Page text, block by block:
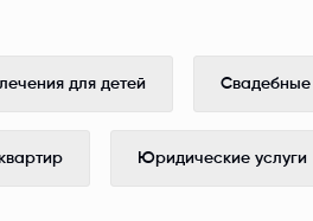
для детей
Юридические услуги